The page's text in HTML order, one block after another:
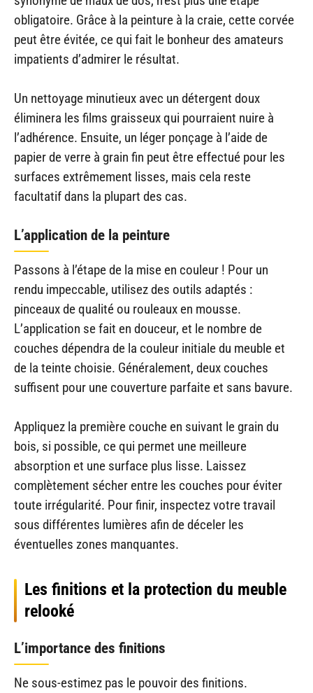
obligatoire. Grâce à la peinture à la craie, cette corvée
peut être évitée, ce qui fait le bonheur des amateurs
impatients d’admirer le résultat.
Un nettoyage minutieux avec un détergent doux
éliminera les films graisseux qui pourraient nuire à
l’adhérence. Ensuite, un léger ponçage à l’aide de
papier de verre à grain fin peut être effectué pour les
surfaces extrêmement lisses, mais cela reste
facultatif dans la plupart des cas.
L’application de la peinture
Passons à l’étape de la mise en couleur ! Pour un
rendu impeccable, utilisez des outils adaptés :
pinceaux de qualité ou rouleaux en mousse.
L’application se fait en douceur, et le nombre de
couches dépendra de la couleur initiale du meuble et
de la teinte choisie. Généralement, deux couches
suffisent pour une couverture parfaite et sans bavure.
Appliquez la première couche en suivant le grain du
bois, si possible, ce qui permet une meilleure
absorption et une surface plus lisse. Laissez
complètement sécher entre les couches pour éviter
toute irrégularité. Pour finir, inspectez votre travail
sous différentes lumières afin de déceler les
éventuelles zones manquantes.
Les finitions et la protection du meuble
relooké
L’importance des finitions
Ne sous-estimez pas le pouvoir des finitions.